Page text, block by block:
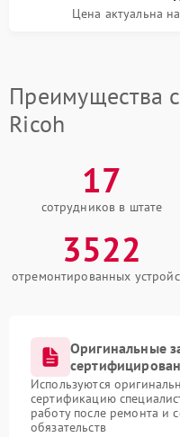
Цена актуальна
Преимущества
Ricoh
17
сотрудников в штате
3522
отремонтированных
Оригинальные
Используются
сертификацию
работу после ремонта и
обязательств